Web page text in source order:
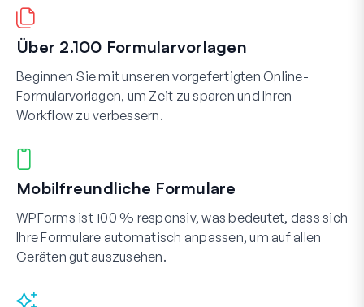
Über 2.100 Formularvorlagen
Beginnen Sie mit unseren vorgefertigten Online-
Formularvorlagen, um Zeit zu sparen und Ihren
Workflow zu verbessern.
Mobilfreundliche Formulare
WPForms ist 100 % responsiv, was bedeutet, dass sich
Ihre Formulare automatisch anpassen, um auf allen
Geräten gut auszusehen.